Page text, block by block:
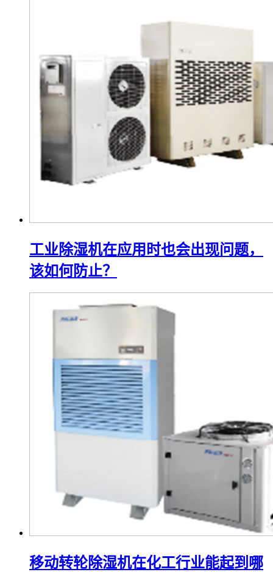
工业除湿机在应用时也会出现问题，
该如何防止？
移动转轮除湿机在化工行业能起到哪